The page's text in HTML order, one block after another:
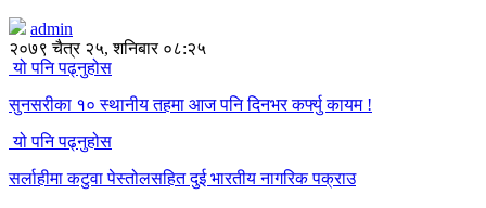
admin
२०७९ चैत्र २५, शनिबार ०८:२५
यो पनि पढ्नुहोस
सुनसरीका १० स्थानीय तहमा आज पनि दिनभर कर्फ्यु कायम !
यो पनि पढ्नुहोस
सर्लाहीमा कटुवा पेस्तोलसहित दुई भारतीय नागरिक पक्राउ